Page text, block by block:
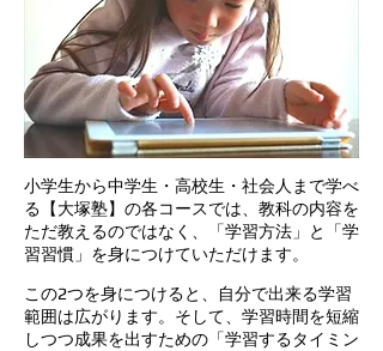
小学生から中学生・高校生・社会人まで学べ
る【大塚塾】の各コースでは、教科の内容を
ただ教えるのではなく、「学習方法」と「学
習習慣」を身につけていただけます。
この2つを身につけると、自分で出来る学習
範囲は広がります。そして、学習時間を短縮
しつつ成果を出すための「学習するタイミン